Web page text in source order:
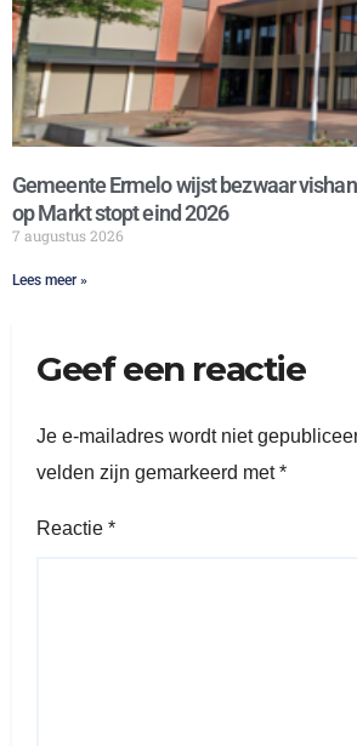
Gemeente Ermelo wijst bezwaar
op Markt stopt eind 2026
7 augustus 2026
Lees meer »
Geef een reactie
Je e-mailadres wordt niet
velden zijn gemarkeerd met*
Reactie *